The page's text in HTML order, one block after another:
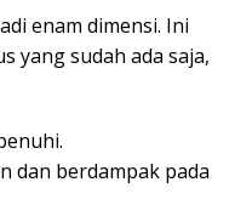
enam dimensi. Ini
yang sudah ada saja,
dan berdampak pada